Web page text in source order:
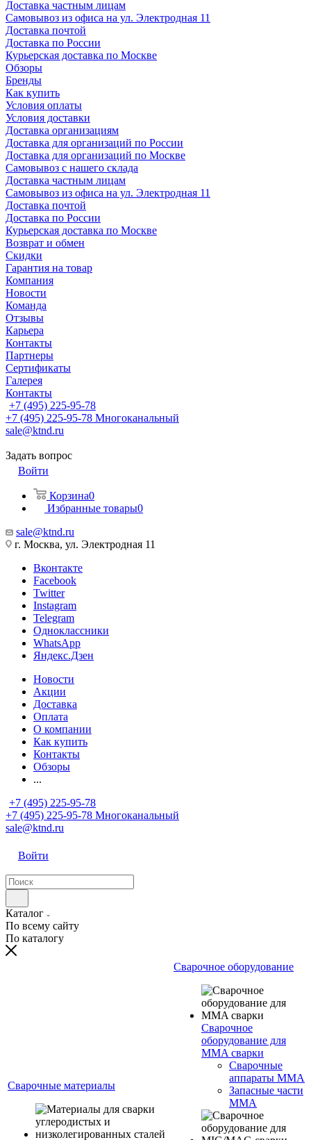
Доставка частным лицам
Самовывоз из офиса на ул. Электродная 11
Доставка почтой
Доставка по России
Курьерская доставка по Москве
Обзоры
Бренды
Как купить
Условия оплаты
Условия доставки
Доставка организациям
Доставка для организаций по России
Доставка для организаций по Москве
Самовывоз с нашего склада
Доставка частным лицам
Самовывоз из офиса на ул. Электродная 11
Доставка почтой
Доставка по России
Курьерская доставка по Москве
Возврат и обмен
Скидки
Гарантия на товар
Компания
Новости
Команда
Отзывы
Карьера
Контакты
Партнеры
Сертификаты
Галерея
Контакты
+7 (495) 225-95-78
+7 (495) 225-95-78 Многоканальный
sale@ktnd.ru
Задать вопрос
Войти
Корзина0
Избранные товары0
sale@ktnd.ru
г. Москва, ул. Электродная 11
Вконтакте
Facebook
Twitter
Instagram
Telegram
Одноклассники
WhatsApp
Яндекс.Дзен
Новости
Акции
Доставка
Оплата
О компании
Как купить
Контакты
Обзоры
...
+7 (495) 225-95-78
+7 (495) 225-95-78 Многоканальный
sale@ktnd.ru
Войти
Каталог
По всему сайту
По каталогу
Сварочные материалы
Сварочное оборудование
Сварочное
оборудование для
MMA сварки
Сварочные
аппараты MMA
Запасные части
MMA